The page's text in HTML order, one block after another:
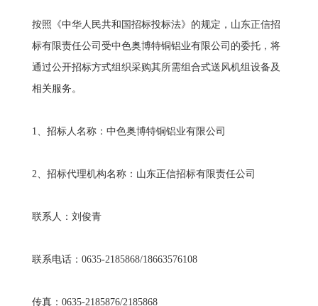
按照《中华人民共和国招标投标法》的规定，山东正信招
标有限责任公司受中色奥博特铜铝业有限公司的委托，将
通过公开招标方式组织采购其所需组合式送风机组设备及
相关服务。
1、招标人名称：中色奥博特铜铝业有限公司
2、招标代理机构名称：山东正信招标有限责任公司
联系人：刘俊青
联系电话：0635-2185868/18663576108
传真：0635-2185876/2185868